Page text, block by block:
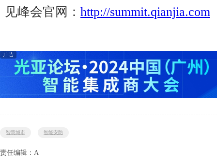
见峰会官网： http://summit.qianjia.com
智慧城市 智能安防
责任编辑：A